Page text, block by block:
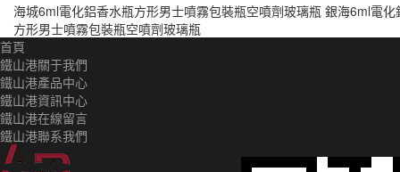
海城6ml電化鋁香水瓶方形男士噴霧包裝瓶空噴劑玻璃瓶 銀海6ml電化
方形男士噴霧包裝瓶空噴劑玻璃瓶
首頁
鐵山港關于我們
鐵山港產品中心
鐵山港資訊中心
鐵山港在線留言
鐵山港聯系我們